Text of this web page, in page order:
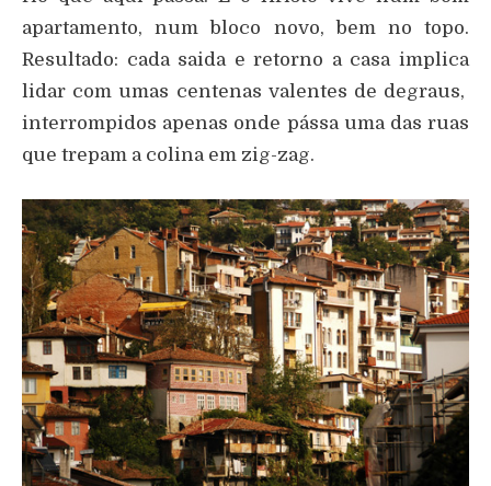
apartamento, num bloco novo, bem no topo.
Resultado: cada saida e retorno a casa implica
lidar com umas centenas valentes de degraus,
interrompidos apenas onde pássa uma das ruas
que trepam a colina em zig-zag.